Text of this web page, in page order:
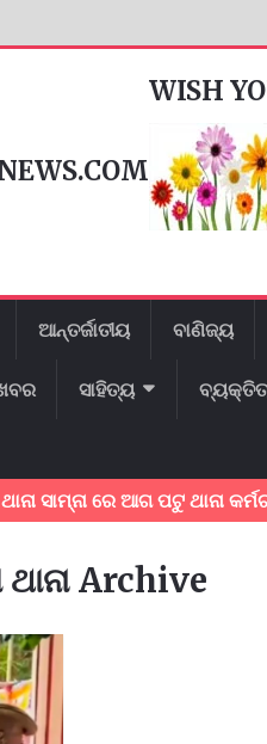
WISH
ଆନ୍ତର୍ଜାତୀୟ ବାଣିଜ୍ୟ
ସାହିତ୍ୟ
ରେ ଆଗ ପଟୁ ଥାନା କର୍ମଚାରି
Archive